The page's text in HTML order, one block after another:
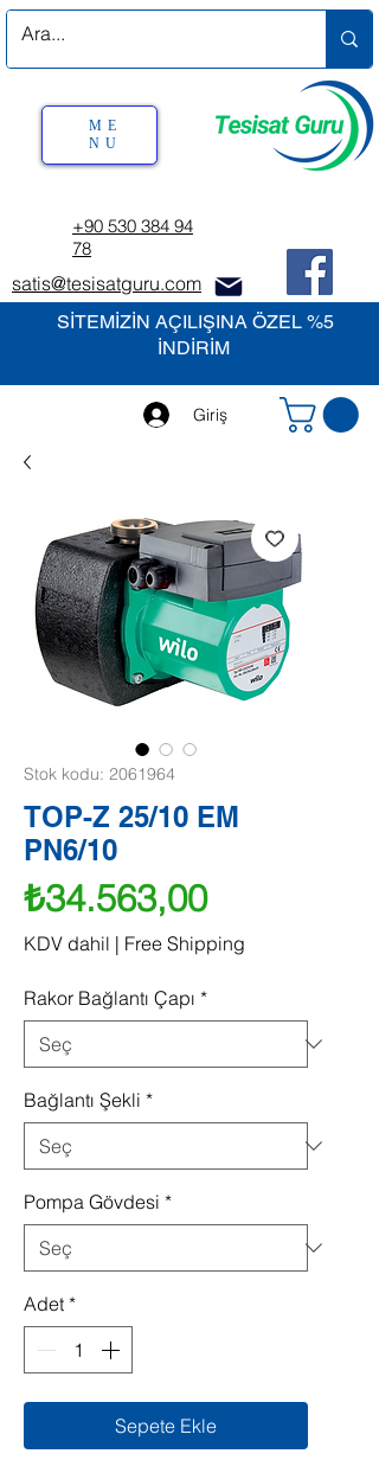
SİTEMİZİN AÇILIŞINA ÖZEL %5
İNDİRİM
+90 530 384 94
78
satis@tesisatguru.com
Giriş
ME
NU
Stok kodu: 2061964
TOP-Z 25/10 EM
PN6/10
₺34.563,00Fiyat
KDV dahil | Free Shipping
Rakor Bağlantı Çapı *
Bağlantı Şekli *
Pompa Gövdesi *
Adet *
Sepete Ekle